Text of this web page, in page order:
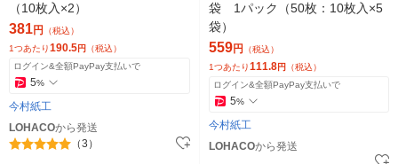
（10枚入×2）
381円
（税込）
1つあたり190.5円 （税込）
ログイン&全額PayPay支払いで
5%
今村紙工
LOHACOから発送
（3）
袋 1パック（50枚：10枚入×5
袋）
559円
（税込）
1つあたり111.8円 （税込）
ログイン&全額PayPay支払いで
5%
今村紙工
LOHACOから発送